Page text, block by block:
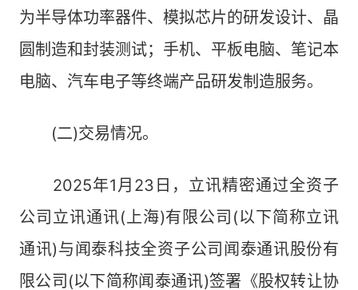
为半导体功率器件、模拟芯片的研发设计、晶
圆制造和封装测试；手机、平板电脑、笔记本
电脑、汽车电子等终端产品研发制造服务。
(二)交易情况。
2025年1月23日，立讯精密通过全资子
公司立讯通讯(上海)有限公司(以下简称立讯
通讯)与闻泰科技全资子公司闻泰通讯股份有
限公司(以下简称闻泰通讯)签署《股权转让协